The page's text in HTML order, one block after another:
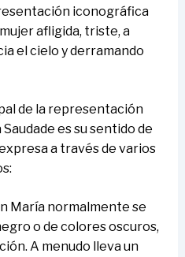
iconográfica
afligida, triste, a
el cielo y derramando
de la representación
es su sentido de
a través de varios
María normalmente se
o de colores oscuros,
A menudo lleva un